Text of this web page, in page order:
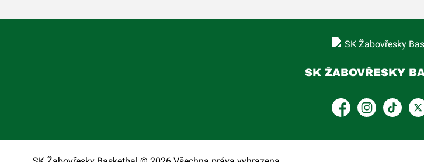
SK ŽABOVŘESKY
FacebookInstagram
TikTok